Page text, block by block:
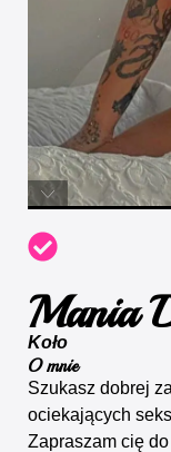
Mania
Koło
O mnie
Szukasz dobrej
ociekających
Zapraszam cię